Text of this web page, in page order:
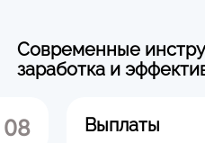
Современные
заработка и
08 Выплаты